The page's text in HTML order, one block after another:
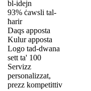
bl-idejn
93% ċawsli tal-
ħarir
Daqs apposta
Kulur apposta
Logo tad-dwana
sett ta' 100
Servizz
personalizzat,
prezz kompetittiv